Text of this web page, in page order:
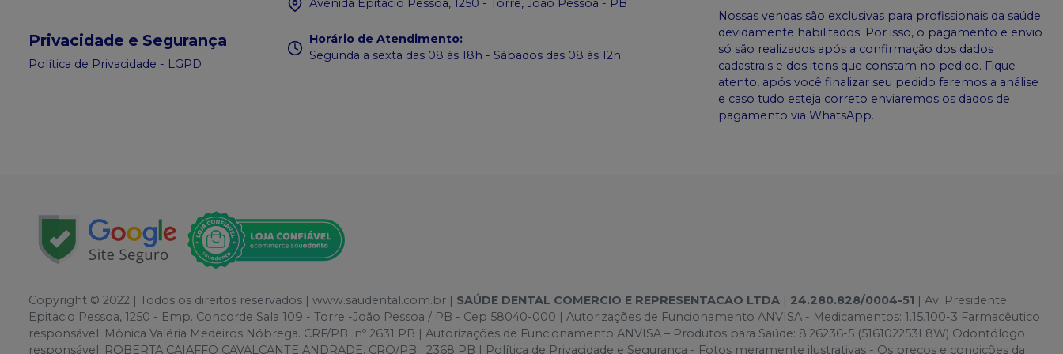
Privacidade e Segurança
Política de Privacidade - LGPD
Avenida Epitacio Pessoa, 1250 - Torre, João Pessoa - PB
Horário de Atendimento:
Segunda a sexta das 08 às 18h - Sábados das 08 às 12h
Nossas vendas são exclusivas para profissionais da saúde
devidamente habilitados. Por isso, o pagamento e envio
só são realizados após a confirmação dos dados
cadastrais e dos itens que constam no pedido. Fique
atento, após você finalizar seu pedido faremos a análise
e caso tudo esteja correto enviaremos os dados de
pagamento via WhatsApp.
Copyright © 2022 | Todos os direitos reservados | www.saudental.com.br | SAÚDE DENTAL COMERCIO E REPRESENTACAO LTDA 24.280.828/0004-51 | Av. Presidente
Epitacio Pessoa, 1250 - Emp. Concorde Sala 109 - Torre -João Pessoa / PB - Cep 58040-000 | Autorizações de Funcionamento ANVISA - Medicamentos: 1.15.100-3 Farmacêutico
responsável: Mônica Valéria Medeiros Nóbrega. CRF/PB nº 2631 PB | Autorizações de Funcionamento ANVISA – Produtos para Saúde: 8.26236-5 (516102253L8W) Odontólogo
responsável: ROBERTA CAIAFFO CAVALCANTE ANDRADE. CRO/PB 2368 PB | Política de Privacidade e Segurança - Fotos meramente ilustrativas - Os preços e condições da